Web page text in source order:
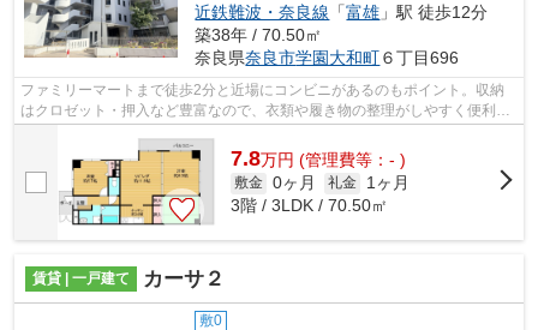
近鉄難波・奈良線 「富雄 」駅 徒歩12分
築38年 / 70.50㎡
奈良県奈良市学園大和町６丁目696
ファミリーマートまで徒歩2分と近場にコンビニがあるのもポイント。収納
はクロゼット・押入など豊富なので、衣類や履き物の整理がしやすく便利で
す。こちらの物件はマンションです。近...
7.8万円 (管理費等：- )
敷金 0ヶ月 礼金
1ヶ月
3階 / 3LDK / 70.50㎡
賃貸 | 一戸建て カーサ２
敷0